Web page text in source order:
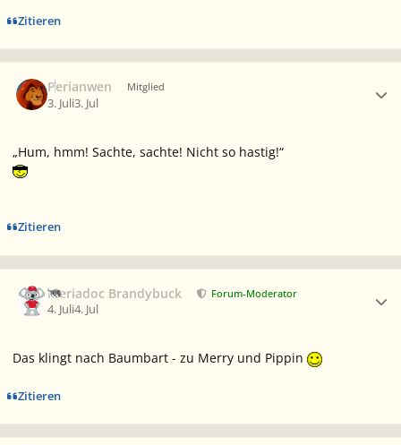
Zitieren
Perianwen Mitglied
3. Juli3. Jul
„Hum, hmm! Sachte, sachte! Nicht so hastig!“
Zitieren
Meriadoc Brandybuck Forum-Moderator
4. Juli4. Jul
Das klingt nach Baumbart - zu Merry und Pippin
Zitieren